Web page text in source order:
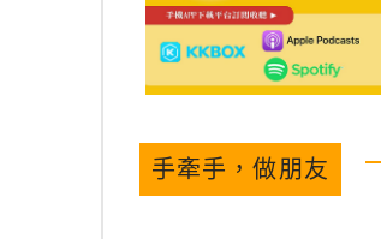
手牽手，做朋友